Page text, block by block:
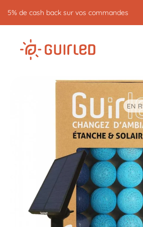
5% de cash back sur vos commandes
EN